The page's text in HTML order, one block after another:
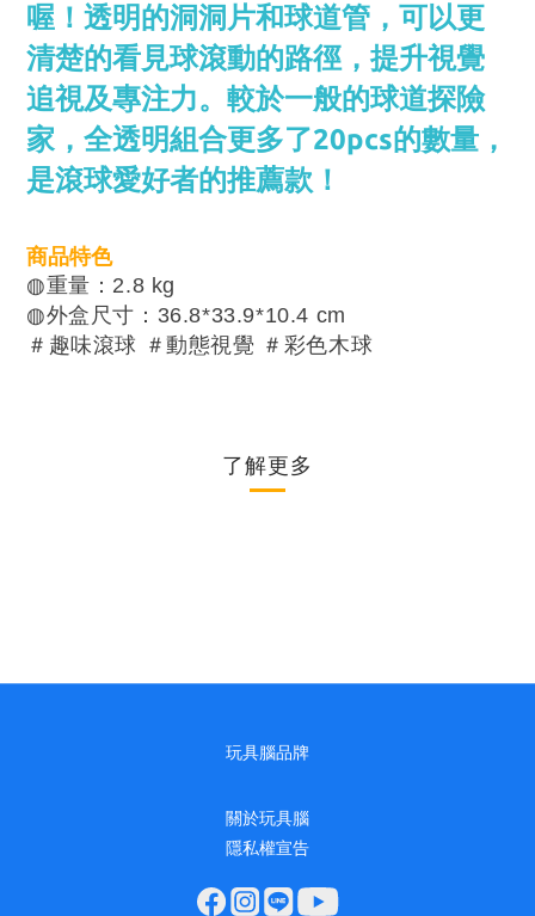
喔！透明的洞洞片和球道管，可以更
清楚的看見球滾動的路徑，提升視覺
追視及專注力。較於一般的球道探險
家，全透明組合更多了20pcs的數量，
是滾球愛好者的推薦款！
商品特色
◍重量：2.8 kg
◍外盒尺寸：36.8*33.9*10.4 cm
＃趣味滾球 ＃動態視覺 ＃彩色木球
了解更多
玩具腦品牌
關於玩具腦
隱私權宣告